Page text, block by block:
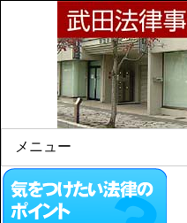
メニュー
Home
所属弁護士